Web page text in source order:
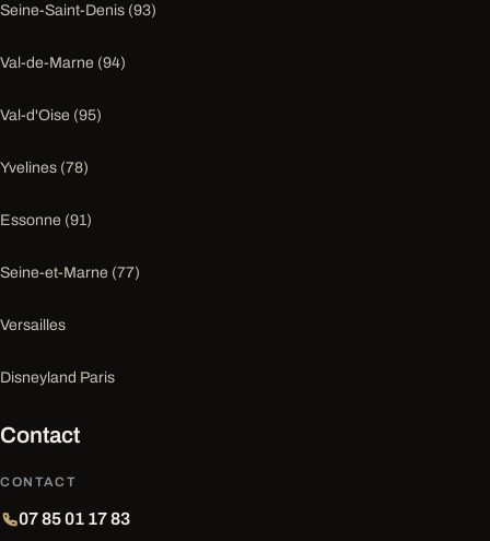
Seine-Saint-Denis (93)
Val-de-Marne (94)
Val-d'Oise (95)
Yvelines (78)
Essonne (91)
Seine-et-Marne (77)
Versailles
Disneyland Paris
Contact
CONTACT
07 85 01 17 83